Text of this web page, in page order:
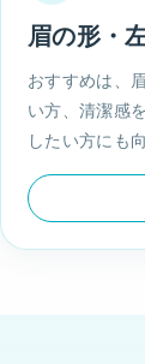
眉の形・
おすすめは、
い方、清潔感
したい方にも